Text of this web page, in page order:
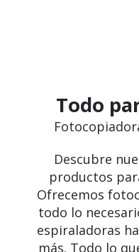
Todo
Descubre
productos
Ofrecemos
todo lo
espiraladoras
más. Todo lo